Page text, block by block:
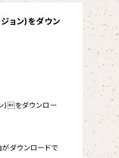
ョン)をダウン
)をダウンロー
ダウンロードで